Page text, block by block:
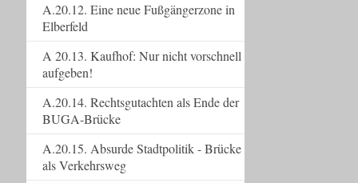
A.20.12. Eine neue Fußgängerzone in
Elberfeld
A 20.13. Kaufhof: Nur nicht vorschnell
aufgeben!
A.20.14. Rechtsgutachten als Ende der
BUGA-Brücke
A.20.15. Absurde Stadtpolitik - Brücke
als Verkehrsweg